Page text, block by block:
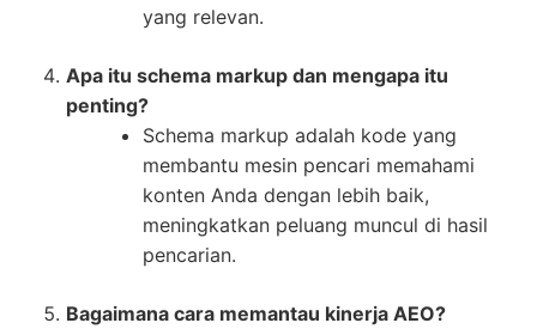
yang relevan.
Apa itu schema markup dan mengapa itu
penting?
Schema markup adalah kode yang
membantu mesin pencari memahami
konten Anda dengan lebih baik,
meningkatkan peluang muncul di hasil
pencarian.
Bagaimana cara memantau kinerja AEO?